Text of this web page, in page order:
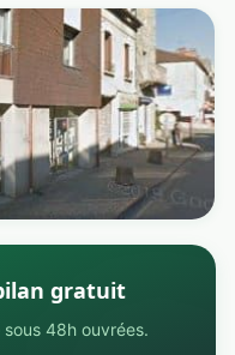
gratuit
48h ouvrées.